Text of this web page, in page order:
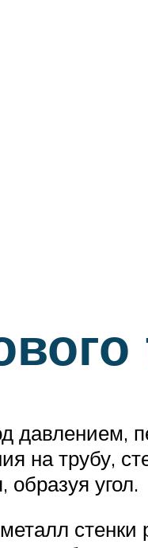
давлением,
на трубу,
угол.
стенки